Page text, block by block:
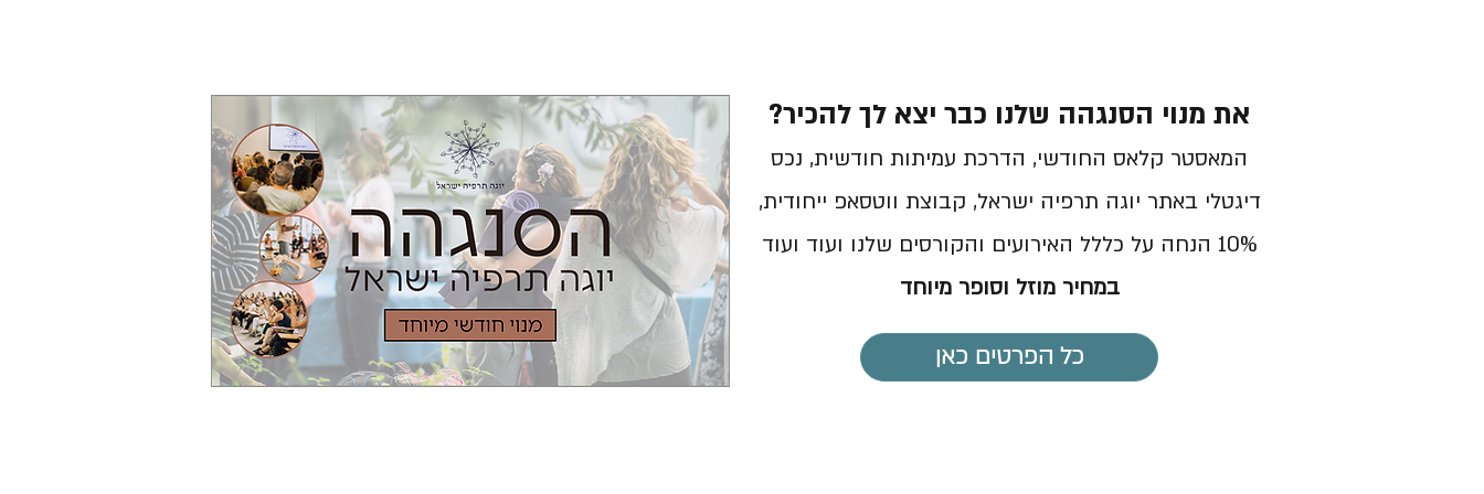
את מנוי הסנגהה שלנו כבר יצא לך להכיר?
המאסטר קלאס החודשי, הדרכת עמיתות חודשית, נכס
דיגטלי באתר יוגה תרפיה ישראל, קבוצת ווטסאפ ייחודית,
10% הנחה על כללל האירועים והקורסים שלנו ועוד ועוד
במחיר מוזל וסופר מיוחד
כל הפרטים כאן